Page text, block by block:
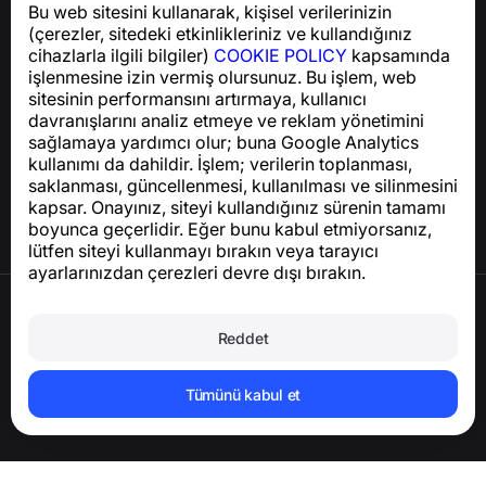
Bu web sitesini kullanarak, kişisel verilerinizin
(çerezler, sitedeki etkinlikleriniz ve kullandığınız
cihazlarla ilgili bilgiler) COOKIE POLICY kapsamında
işlenmesine izin vermiş olursunuz. Bu işlem, web
sitesinin performansını artırmaya, kullanıcı
davranışlarını analiz etmeye ve reklam yönetimini
sağlamaya yardımcı olur; buna Google Analytics
kullanımı da dahildir. İşlem; verilerin toplanması,
saklanması, güncellenmesi, kullanılması ve silinmesini
kapsar. Onayınız, siteyi kullandığınız sürenin tamamı
boyunca geçerlidir. Eğer bunu kabul etmiyorsanız,
lütfen siteyi kullanmayı bırakın veya tarayıcı
ayarlarınızdan çerezleri devre dışı bırakın.
Reddet
Tümünü kabul et
GDPR uyumluluğu ile ilgili sorular için:
support@numbuster.com
Yardım Merkezi
Haberler ve Makaleler
Proje hakkında
İletişim
Hesabı ve kişisel verileri silin